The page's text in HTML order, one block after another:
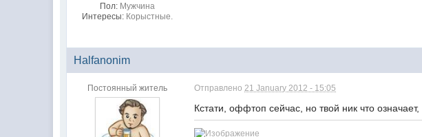
Пол: Мужчина
Интересы: Корыстные.
Halfanonim
Постоянный житель Отправлено21 January 2012 - 15:05
Кстати, оффтоп сейчас, но твой ник что